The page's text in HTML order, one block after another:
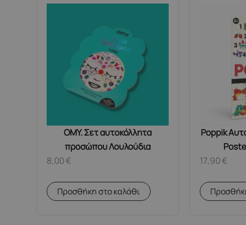
OMY. Σετ αυτοκόλλητα
προσώπου Λουλούδια
8,00€
Προσθήκη στο καλάθι
Poppik
17,90€